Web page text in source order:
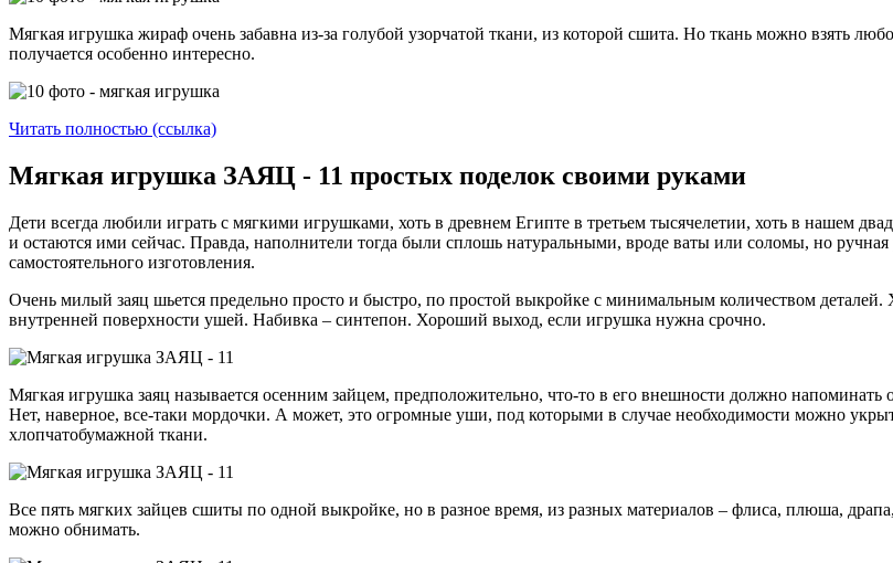
Мягкая игрушка жираф очень забавна из-за голубой узорчатой ткани, из которой сшита. Но ткань можно взять
получается особенно интересно.
Читать полностью (ссылка)
Мягкая игрушка ЗАЯЦ - 11 простых поделок своими руками
Дети всегда любили играть с мягкими игрушками, хоть в древнем Египте в третьем тысячелетии, хоть в нашем
и остаются ими сейчас. Правда, наполнители тогда были сплошь натуральными, вроде ваты или соломы, но ручная
самостоятельного изготовления.
Очень милый заяц шьется предельно просто и быстро, по простой выкройке с минимальным количеством деталей.
внутренней поверхности ушей. Набивка – синтепон. Хороший выход, если игрушка нужна срочно.
Мягкая игрушка заяц называется осенним зайцем, предположительно, что-то в его внешности должно
Нет, наверное, все-таки мордочки. А может, это огромные уши, под которыми в случае необходимости можно
хлопчатобумажной ткани.
Все пять мягких зайцев сшиты по одной выкройке, но в разное время, из разных материалов – флиса, плюша,
можно обнимать.